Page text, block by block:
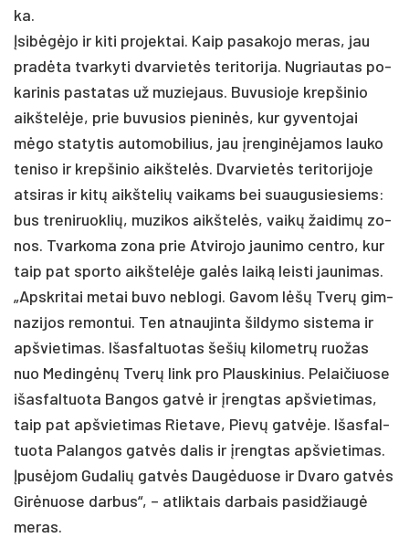
ka.
Įsibėgė­jo ir ki­ti pro­jek­tai. Kaip pa­sa­ko­jo me­ras, jau
pra­dėta tvar­ky­ti dvar­vietės te­ri­to­ri­ja. Nug­riau­tas po­
ka­ri­nis pa­sta­tas už mu­zie­jaus. Bu­vu­sio­je krep­ši­nio
aikš­telė­je, prie bu­vu­sios pie­ninės, kur gy­ven­to­jai
mėgo sta­ty­tis au­to­mo­bi­lius, jau įren­ginė­ja­mos lau­ko
te­ni­so ir krep­ši­nio aikš­telės. Dvar­vietės te­ri­to­ri­jo­je
at­si­ras ir kitų aikš­te­lių vai­kams bei suau­gu­sie­siems:
bus tre­ni­ruok­lių, mu­zi­kos aikš­telės, vaikų žai­dimų zo­
nos. Tvar­ko­ma zo­na prie At­vi­ro­jo jau­ni­mo cent­ro, kur
taip pat spor­to aikš­telė­je galės laiką leis­ti jau­ni­mas.
„Apsk­ri­tai me­tai bu­vo ne­blo­gi. Ga­vom lėšų Tverų gim­
na­zi­jos re­mon­tui. Ten at­nau­jin­ta šil­dy­mo sis­te­ma ir
ap­švie­ti­mas. Išas­fal­tuo­tas še­šių ki­lo­metrų ruo­žas
nuo Me­dingėnų Tverų link pro Plaus­ki­nius. Pe­lai­čiuo­se
išas­fal­tuo­ta Ban­gos gatvė ir įreng­tas ap­švie­ti­mas,
taip pat ap­švie­ti­mas Rie­ta­ve, Pievų gatvė­je. Išas­fal­
tuo­ta Pa­lan­gos gatvės da­lis ir įreng­tas ap­švie­ti­mas.
Įpusė­jom Gu­da­lių gatvės Daugė­duo­se ir Dva­ro gatvės
Girė­nuo­se dar­bus“, – at­lik­tais dar­bais pa­si­džiaugė
me­ras.